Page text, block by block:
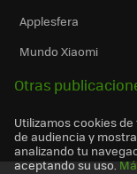
Applesfera
Mundo Xiaomi
Otras
Utilizamos cookies
de audiencia y
analizando tu
aceptando su uso.